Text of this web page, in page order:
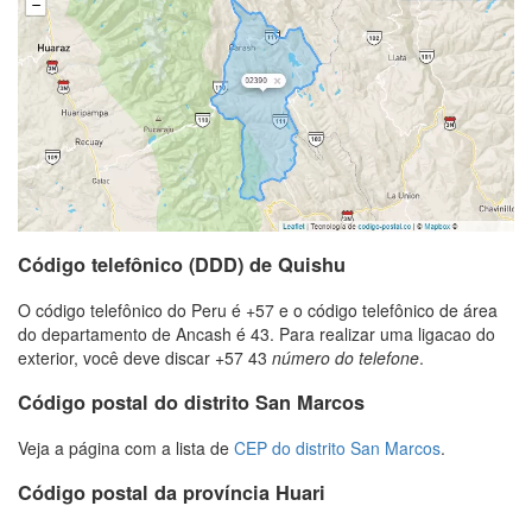
Código telefônico (DDD) de Quishu
O código telefônico do Peru é +57 e o código telefônico de área
do departamento de Ancash é 43. Para realizar uma ligacao do
exterior, você deve discar +57 43 número do telefone.
Código postal do distrito San Marcos
Veja a página com a lista de CEP do distrito San Marcos.
Código postal da província Huari